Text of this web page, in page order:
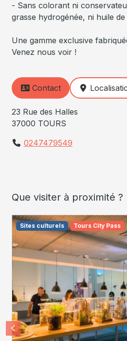
- Sans colorant ni
grasse hydrogénée, ni huile de
Une gamme exclusive
Venez nous voir !
Contact
23 Rue des Halles
37000 TOURS
0247479549
Que visiter à proximité ?
Sites culturels Tours City Pass